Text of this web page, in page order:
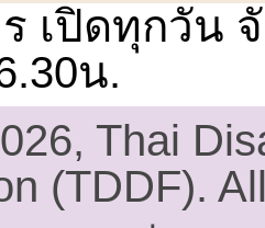
เปิดทุกวัน
น.
Thai
(TDDF).